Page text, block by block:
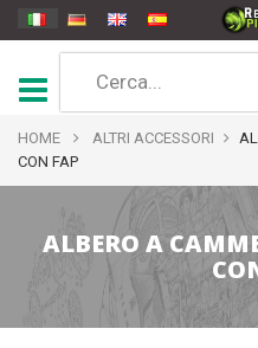
HOME ALTRI ACCESSORI
CON FAP
ALBERO A